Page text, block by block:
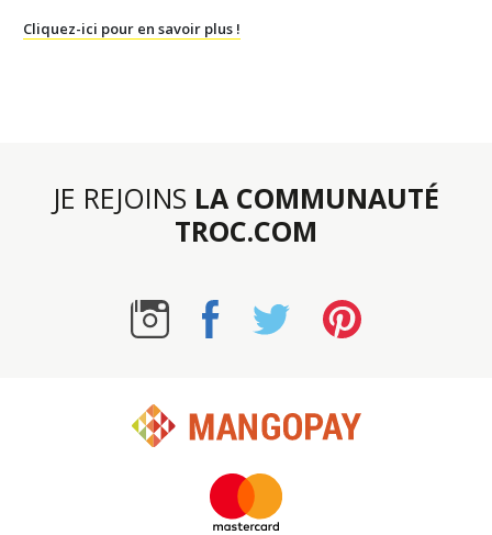
Cliquez-ici pour en savoir plus !
JE REJOINS LA COMMUNAUTÉ
TROC.COM